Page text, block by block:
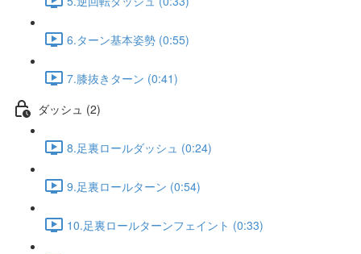
6.ターン基本姿勢 (0:55)
7.膝抜きターン (0:41)
ダッシュ (2)
8.足裏ロールダッシュ (0:24)
9.足裏ロールターン (0:54)
10.足裏ロールターンフェイント (0:33)